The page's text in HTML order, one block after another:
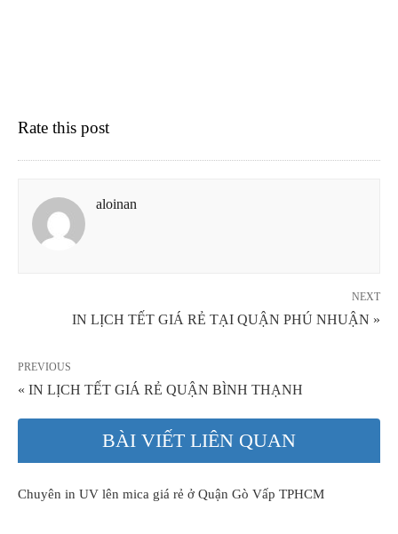
Rate this post
aloinan
NEXT
IN LỊCH TẾT GIÁ RẺ TẠI QUẬN PHÚ NHUẬN »
PREVIOUS
« IN LỊCH TẾT GIÁ RẺ QUẬN BÌNH THẠNH
BÀI VIẾT LIÊN QUAN
Chuyên in UV lên mica giá rẻ ở Quận Gò Vấp TPHCM